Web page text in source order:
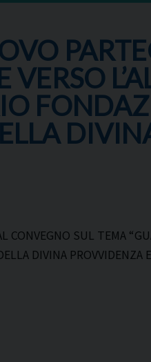
VERSO
CONVEGNO SUL TEMA
DIVINA PROVVIDENZA